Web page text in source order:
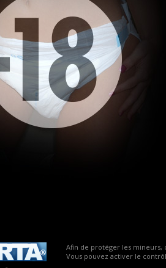
Afin de protéger les mineurs,
Vous pouvez activer le
est
Nom d'utilisateur
Mot de passe